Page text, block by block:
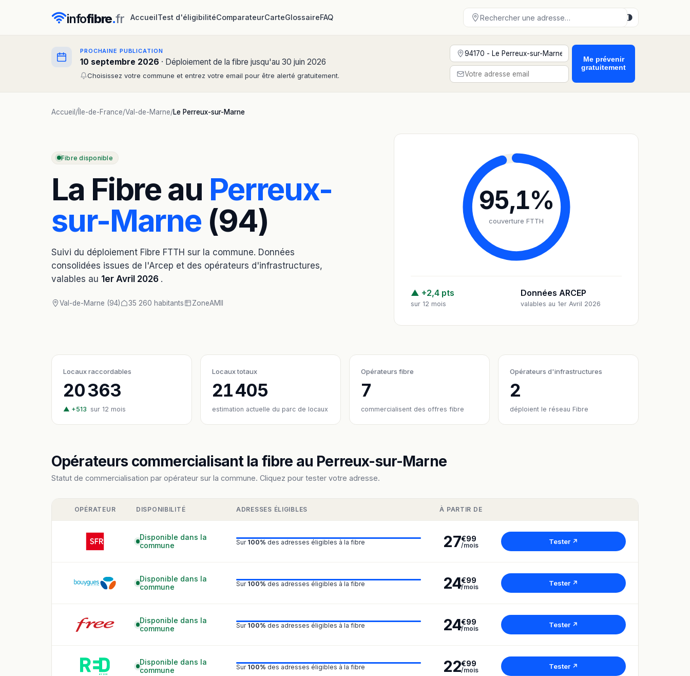
infofibre.fr AccueilTest d'éligibilitéComparateurCarteGlossaireFAQ
PROCHAINE PUBLICATION
10 septembre 2026 · Déploiement de la fibre jusqu'au 30 juin 2026
Choisissez votre commune et entrez votre email pour être alerté gratuitement.
Me prévenir
gratuitement
Accueil / Île-de-France/Val-de-Marne/Le Perreux-sur-Marne
Fibre disponible
La Fibre au Perreux-
sur-Marne (94)
Suivi du déploiement Fibre FTTH sur la commune. Données
consolidées issues de l'Arcep et des opérateurs d'infrastructures,
valables au 1er Avril 2026 .
Val-de-Marne (94) 35 260 habitants ZoneAMII
95,1%
couverture FTTH
▲ +2,4 pts
sur 12 mois
Données ARCEP
valables au 1er Avril 2026
Locaux raccordables
20 363
▲ +513 sur 12 mois
Locaux totaux
21 405
estimation actuelle du parc de locaux
Opérateurs fibre
7
commercialisent des offres fibre
Opérateurs d'infrastructures
2
déploient le réseau Fibre
Opérateurs commercialisant la fibre au Perreux-sur-Marne
Statut de commercialisation par opérateur sur la commune. Cliquez pour tester votre adresse.
OPÉRATEUR DISPONIBILITÉ ADRESSES ÉLIGIBLES À PARTIR DE
Disponible dans la
commune
Sur 100% des adresses éligibles à la fibre 27€99
/mois Tester ↗
Disponible dans la
commune
Sur 100% des adresses éligibles à la fibre 24€99
/mois Tester ↗
Disponible dans la
commune
Sur 100% des adresses éligibles à la fibre 24€99
/mois Tester ↗
Disponible dans la
commune
Sur 100% des adresses éligibles à la fibre 22€99
/mois Tester ↗